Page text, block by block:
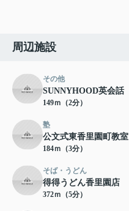
周辺施設
その他
SUNNYHOOD英会話
149ｍ（2分）
塾
公文式東香里園町教室
184ｍ（3分）
そば・うどん
得得うどん香里園店
372ｍ（5分）